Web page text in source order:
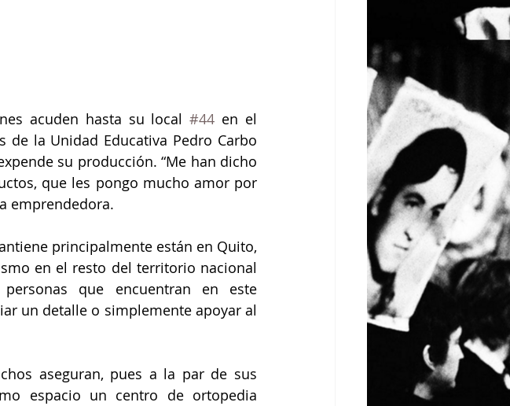
acuden hasta su local #44 en el
la Unidad Educativa Pedro Carbo
su producción. “Me han dicho
que les pongo mucho amor por
emprendedora.
principalmente están en Quito,
en el resto del territorio nacional
que encuentran en este
un detalle o simplemente apoyar al
aseguran, pues a la par de sus
espacio un centro de ortopedia